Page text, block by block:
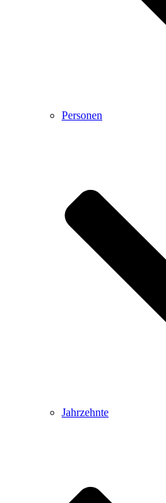
Personen
Jahrzehnte